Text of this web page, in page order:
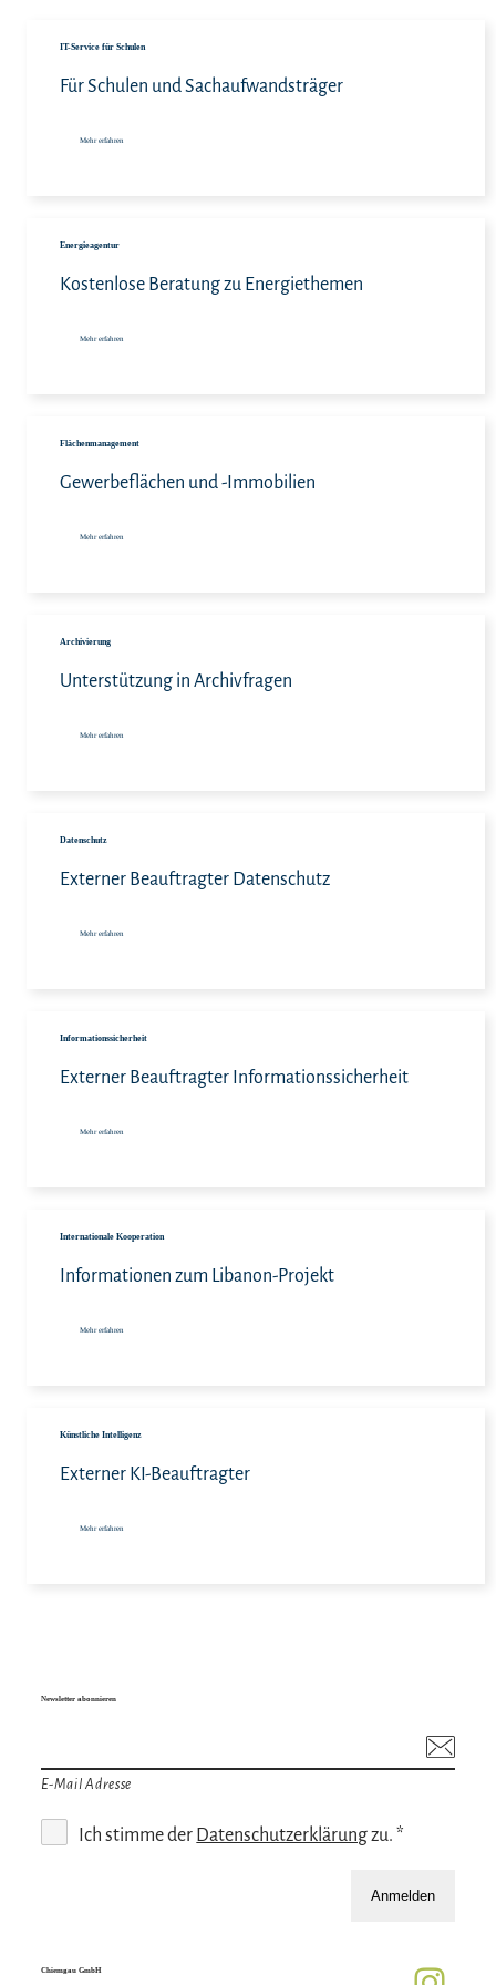
IT-Service für Schulen
Für Schulen und Sachaufwandsträger
Mehr erfahren
Energieagentur
Kostenlose Beratung zu Energiethemen
Mehr erfahren
Flächenmanagement
Gewerbeflächen und -Immobilien
Mehr erfahren
Archivierung
Unterstützung in Archivfragen
Mehr erfahren
Datenschutz
Externer Beauftragter Datenschutz
Mehr erfahren
Informationssicherheit
Externer Beauftragter Informationssicherheit
Mehr erfahren
Internationale Kooperation
Informationen zum Libanon-Projekt
Mehr erfahren
Künstliche Intelligenz
Externer KI-Beauftragter
Mehr erfahren
Newsletter abonnieren
E-Mail Adresse
Ich stimme der Datenschutzerklärungzu. *
Anmelden
Chiemgau GmbH